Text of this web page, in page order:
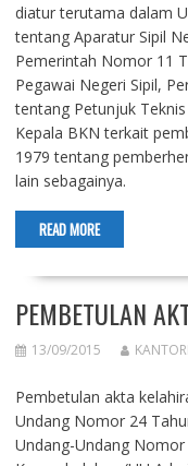
diatur terutama dalam
tentang Aparatur Sipil
Pemerintah Nomor 11
Pegawai Negeri Sipil,
tentang Petunjuk
Kepala BKN terkait
1979 tentang
lain sebagainya.
READ MORE
PEMBETULAN
13/09/2015
Pembetulan akta
Undang Nomor 24
Undang-Undang